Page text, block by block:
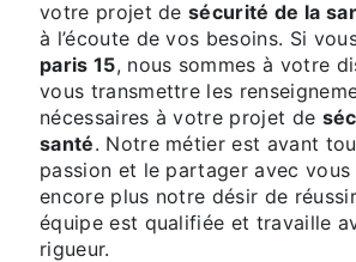
votre projet desécurité de la
à l’écoute de vos besoins. Si
paris 15, nous sommes à votre
vous transmettre les
nécessaires à votre projet de
santé. Notre métier est avant
passion et le partager avec
encore plus notre désir de
équipe est qualifiée et travaille
rigueur.